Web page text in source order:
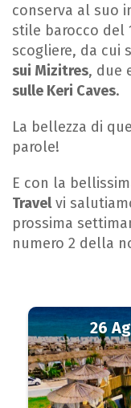
conserva al suo
stile barocco del
scogliere, da cui
sui Mizitres, due
sulle Keri Caves.
La bellezza di
parole!
E con la
Travelvi
prossima
numero 2 della
26